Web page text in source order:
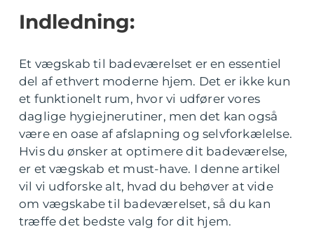
Indledning:
Et vægskab til badeværelset er en essentiel
del af ethvert moderne hjem. Det er ikke kun
et funktionelt rum, hvor vi udfører vores
daglige hygiejnerutiner, men det kan også
være en oase af afslapning og selvforkælelse.
Hvis du ønsker at optimere dit badeværelse,
er et vægskab et must-have. I denne artikel
vil vi udforske alt, hvad du behøver at vide
om vægskabe til badeværelset, så du kan
træffe det bedste valg for dit hjem.